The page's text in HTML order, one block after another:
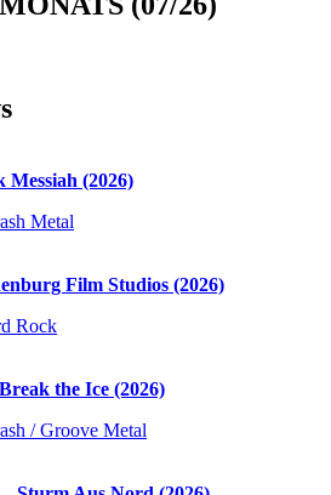
(2026)
Metal
Film Studios (2026)
Rock
the Ice (2026)
/ Groove Metal